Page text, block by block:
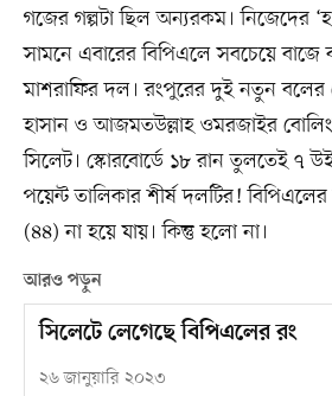
গজের গল্পটা ছিল অন্যরকম। নিজেদের
সামনে এবারের বিপিএলে সবচেয়ে বাজে
মাশরাফির দল। রংপুরের দুই নতুন বলের
হাসান ও আজমতউল্লাহ ওমরজাইর
সিলেট। স্কোরবোর্ডে ১৮ রান তুলতেই ৭
পয়েন্ট তালিকার শীর্ষ দলটির! বিপিএলের
(৪৪) না হয়ে যায়। কিন্তু হলো না।
আরও পড়ুন
সিলেটে লেগেছে বিপিএলের রং
২৬ জানুয়ারি ২০২৩